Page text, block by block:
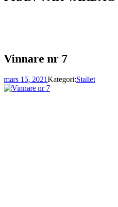
Vinnare nr 7
mars 15, 2021Kategori:Stallet